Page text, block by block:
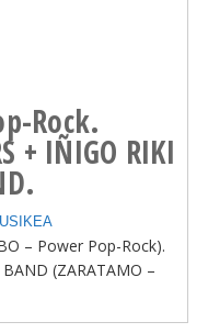
Rock.
+ IÑIGO RIKI
– Power Pop-Rock).
(ZARATAMO –